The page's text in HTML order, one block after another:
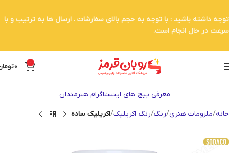
0
0
معرفی پیج های اینستاگرام هنرمندان
خانه ملزومات هنری رنگ رنگ اکریلیک اکریلیک ساده
توجه داشته باشید : با توجه به حجم بالای سفارشات . ارسال ها به ترتیب و با
سرعت در حال انجام است.